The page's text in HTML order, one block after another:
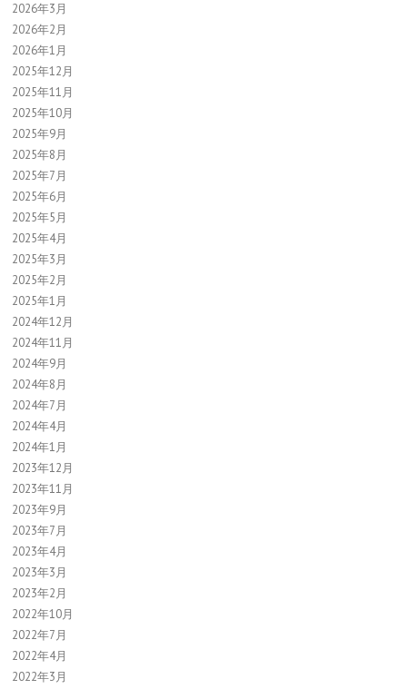
2026年3月
2026年2月
2026年1月
2025年12月
2025年11月
2025年10月
2025年9月
2025年8月
2025年7月
2025年6月
2025年5月
2025年4月
2025年3月
2025年2月
2025年1月
2024年12月
2024年11月
2024年9月
2024年8月
2024年7月
2024年4月
2024年1月
2023年12月
2023年11月
2023年9月
2023年7月
2023年4月
2023年3月
2023年2月
2022年10月
2022年7月
2022年4月
2022年3月